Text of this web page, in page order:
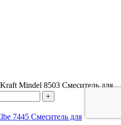
Mindel 8503 Смеситель для